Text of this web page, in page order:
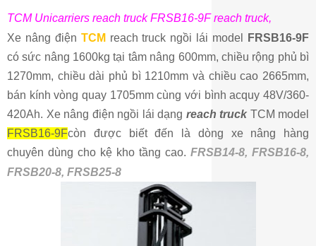
TCMUnicarriers reach truckFRSB16-9F reach truck,
Xe nâng điện TCM reach truck ngồi lái model
FRSB16-9F
có sức nâng 1600kg tại tâm nâng 600mm, chiều rộng phủ bì
1270mm, chiều dài phủ bì 1210mm và chiều cao 2665mm,
bán kính vòng quay 1705mm cùng với bình acquy 48V/360-
420Ah. Xe nâng điện ngồi lái dạng reach truck TCM model
FRSB16-9Fcòn được biết đến là dòng xe nâng hàng
chuyên dùng cho kệ kho tầng cao. FRSB14-8, FRSB16-8,
FRSB20-8, FRSB25-8